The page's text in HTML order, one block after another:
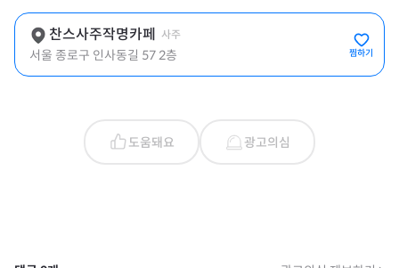
찬스사주작명카페 사주
서울 종로구 인사동길 57 2층 찜하기
도움돼요 광고의심